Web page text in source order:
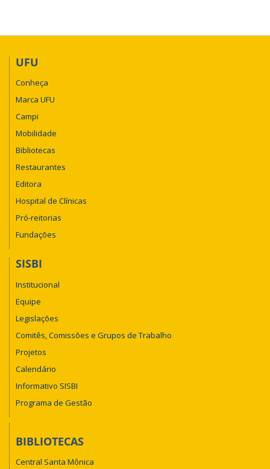
UFU
Conheça
Marca UFU
Campi
Mobilidade
Bibliotecas
Restaurantes
Editora
Hospital de Clínicas
Pró-reitorias
Fundações
SISBI
Institucional
Equipe
Legislações
Comitês, Comissões e Grupos de Trabalho
Projetos
Calendário
Informativo SISBI
Programa de Gestão
BIBLIOTECAS
Central Santa Mônica